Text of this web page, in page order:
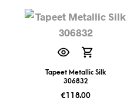
Tapeet Metallic Silk
306832
€118.00